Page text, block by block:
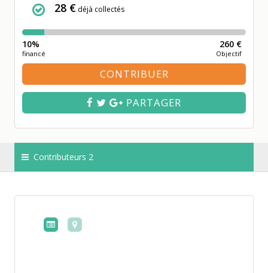
28 € déjà collectés
10%
financé
260 €
Objectif
CONTRIBUER
PARTAGER
Contributeurs 2